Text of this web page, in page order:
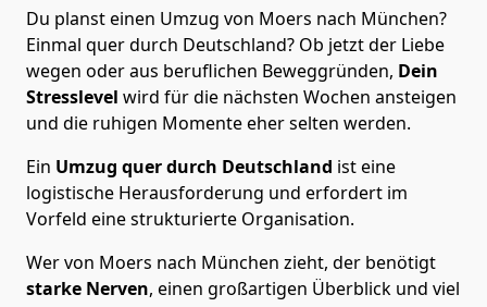
Du planst einen Umzug von Moers nach München?
Einmal quer durch Deutschland? Ob jetzt der Liebe
wegen oder aus beruflichen Beweggründen, Dein
Stresslevel wird für die nächsten Wochen ansteigen
und die ruhigen Momente eher selten werden.
Ein Umzug quer durch Deutschland ist eine
logistische Herausforderung und erfordert im
Vorfeld eine strukturierte Organisation.
Wer von Moers nach München zieht, der benötigt
starke Nerven, einen großartigen Überblick und viel